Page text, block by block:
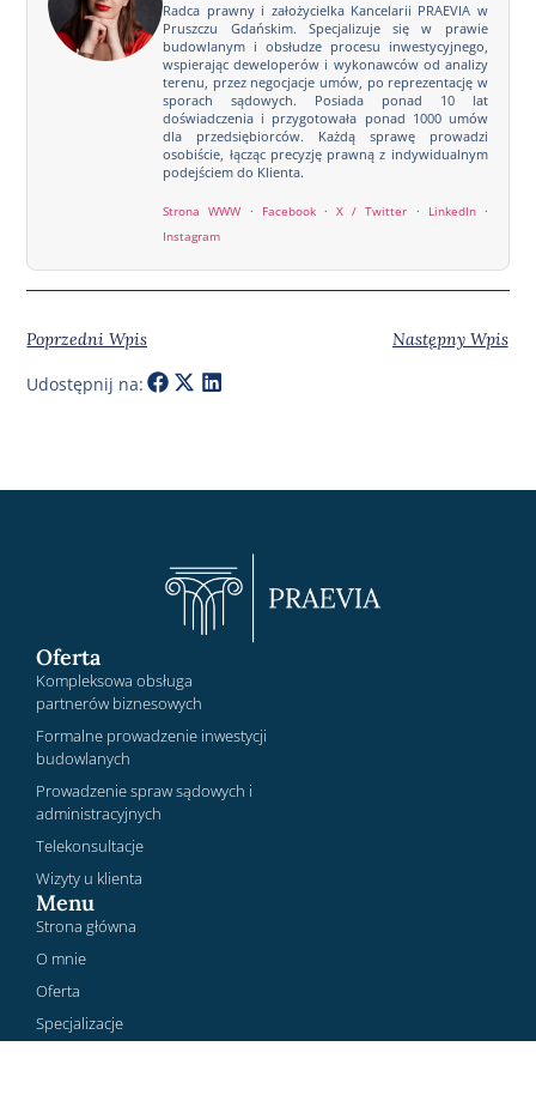
Radca prawny i założycielka Kancelarii PRAEVIA w
Pruszczu Gdańskim. Specjalizuje się w prawie
budowlanym i obsłudze procesu inwestycyjnego,
wspierając deweloperów i wykonawców od analizy
terenu, przez negocjacje umów, po reprezentację w
sporach sądowych. Posiada ponad 10 lat
doświadczenia i przygotowała ponad 1000 umów
dla przedsiębiorców. Każdą sprawę prowadzi
osobiście, łącząc precyzję prawną z indywidualnym
podejściem do Klienta.
Strona WWW · Facebook·X / Twitter · LinkedIn·
Instagram
Poprzedni Wpis Następny Wpis
Udostępnij na:
Oferta
Kompleksowa obsługa
partnerów biznesowych
Formalne prowadzenie inwestycji
budowlanych
Prowadzenie spraw sądowych i
administracyjnych
Telekonsultacje
Wizyty u klienta
Menu
Strona główna
O mnie
Oferta
Specjalizacje